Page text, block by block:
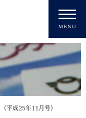
平成25年11月号）